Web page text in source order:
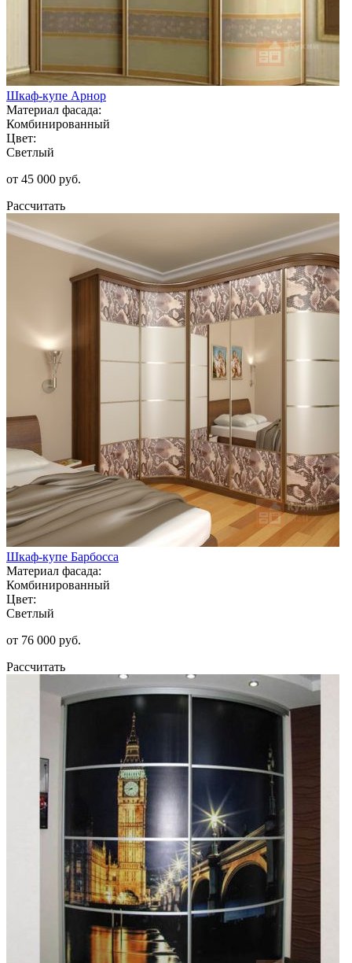
Шкаф-купе Арнор
Материал фасада:
Комбинированный
Цвет:
Светлый
от 45 000 руб.
Рассчитать
Шкаф-купе Барбосса
Материал фасада:
Комбинированный
Цвет:
Светлый
от 76 000 руб.
Рассчитать